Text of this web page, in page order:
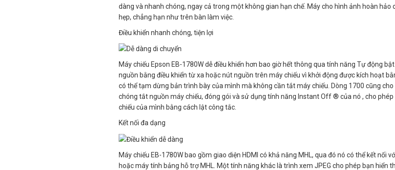
dàng và nhanh chóng, ngay cả trong một không gian hạn chế. Máy cho hình ảnh hoàn hảo
hẹp, chẳng hạn như trên bàn làm việc.
Điều khiển nhanh chóng, tiện lợi
Máy chiếu Epson EB-1780W dễ điều khiển hơn bao giờ hết thông qua tính năng Tự động
nguồn bằng điều khiển từ xa hoặc nút nguồn trên máy chiếu vì khởi động được kích hoạt
có thể tạm dừng bản trình bày của mình mà không cần tắt máy chiếu. Dòng 1700 cũng
chóng tắt nguồn máy chiếu, đóng gói và sử dụng tính năng Instant Off ® của nó , cho phép
chiếu của mình bằng cách lật công tắc.
Kết nối đa dạng
Máy chiếu EB-1780W bao gồm giao diện HDMI có khả năng MHL, qua đó nó có thể kết nối
hoặc máy tính bảng hỗ trợ MHL. Một tính năng khác là trình xem JPEG cho phép bạn hiển